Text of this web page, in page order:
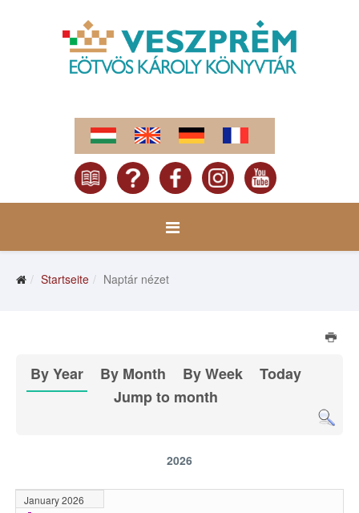
Startseite Naptár nézet
By Year By Month By Week
Today
Jump to month
2026
January 2026